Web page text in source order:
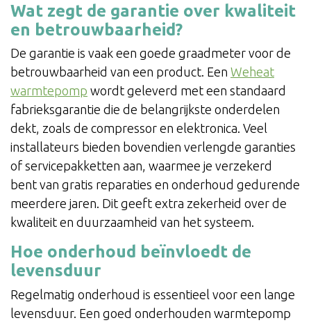
Wat zegt de garantie over kwaliteit
en betrouwbaarheid?
De garantie is vaak een goede graadmeter voor de
betrouwbaarheid van een product. Een Weheat
warmtepomp wordt geleverd met een standaard
fabrieksgarantie die de belangrijkste onderdelen
dekt, zoals de compressor en elektronica. Veel
installateurs bieden bovendien verlengde garanties
of servicepakketten aan, waarmee je verzekerd
bent van gratis reparaties en onderhoud gedurende
meerdere jaren. Dit geeft extra zekerheid over de
kwaliteit en duurzaamheid van het systeem.
Hoe onderhoud beïnvloedt de
levensduur
Regelmatig onderhoud is essentieel voor een lange
levensduur. Een goed onderhouden warmtepomp